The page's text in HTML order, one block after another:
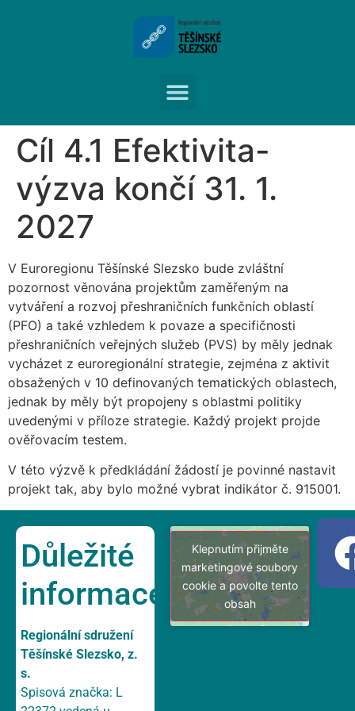
Cíl 4.1 Efektivita-
výzva končí 31. 1.
2027
V Euroregionu Těšínské Slezsko bude zvláštní
pozornost věnována projektům zaměřeným na
vytváření a rozvoj přeshraničních funkčních oblastí
(PFO) a také vzhledem k povaze a specifičnosti
přeshraničních veřejných služeb (PVS) by měly jednak
vycházet z euroregionální strategie, zejména z aktivit
obsažených v 10 definovaných tematických oblastech,
jednak by měly být propojeny s oblastmi politiky
uvedenými v příloze strategie. Každý projekt projde
ověřovacím testem.
V této výzvě k předkládání žádostí je povinné nastavit
projekt tak, aby bylo možné vybrat indikátor č. 915001.
Důležité
informace
Regionální sdružení
Těšínské Slezsko, z.
s.
Spisová značka: L
Klepnutím přijměte
marketingové soubory
cookie a povolte tento
obsah